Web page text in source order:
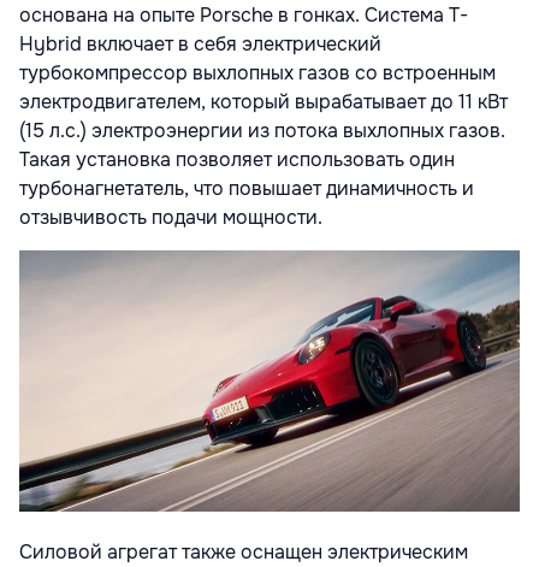
основана на опыте Porsche в гонках. Система T-
Hybrid включает в себя электрический
турбокомпрессор выхлопных газов со встроенным
электродвигателем, который вырабатывает до 11 кВт
(15 л.с.) электроэнергии из потока выхлопных газов.
Такая установка позволяет использовать один
турбонагнетатель, что повышает динамичность и
отзывчивость подачи мощности.
Силовой агрегат также оснащен электрическим